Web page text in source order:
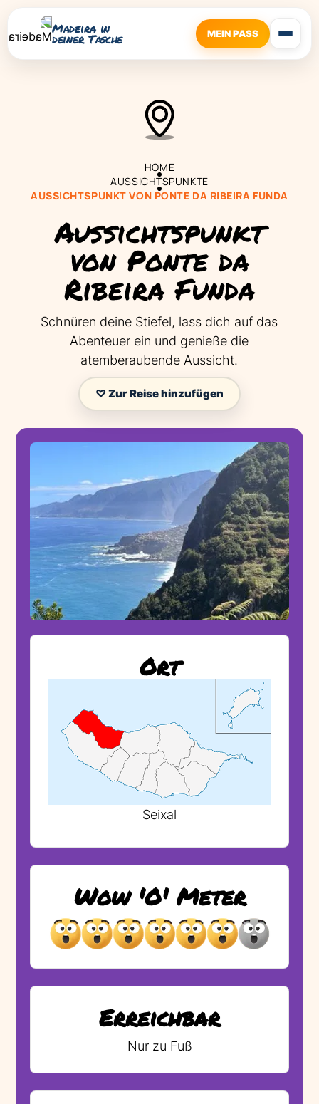
Madeira in
deiner Tasche MEIN PASS
HOME
AUSSICHTSPUNKTE
AUSSICHTSPUNKT VON PONTE DA RIBEIRA FUNDA
Aussichtspunkt
von Ponte da
Ribeira Funda
Schnüren deine Stiefel, lass dich auf das
Abenteuer ein und genieße die
atemberaubende Aussicht.
♡ Zur Reise hinzufügen
Ort
Seixal
Wow 'O' Meter
Erreichbar
Nur zu Fuß